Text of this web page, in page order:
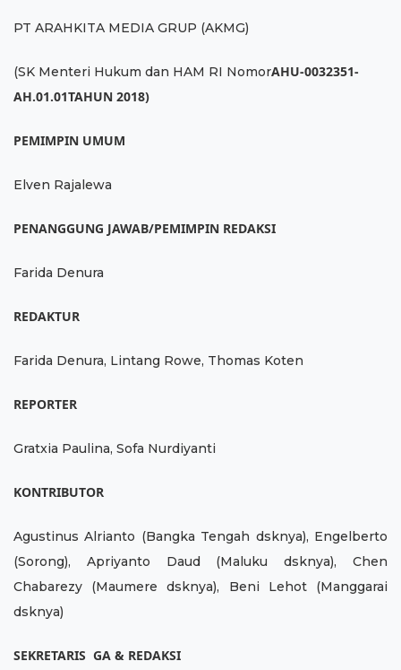
PT ARAHKITA MEDIA GRUP (AKMG)
(SK Menteri Hukum dan HAM RI NomorAHU-0032351-
AH.01.01TAHUN 2018)
PEMIMPIN UMUM
Elven Rajalewa
PENANGGUNG JAWAB/PEMIMPIN REDAKSI
Farida Denura
REDAKTUR
Farida Denura, Lintang Rowe, Thomas Koten
REPORTER
Gratxia Paulina, Sofa Nurdiyanti
KONTRIBUTOR
Agustinus Alrianto (Bangka Tengah dsknya), Engelberto
(Sorong), Apriyanto Daud (Maluku dsknya), Chen
Chabarezy (Maumere dsknya), Beni Lehot (Manggarai
dsknya)
SEKRETARIS GA & REDAKSI